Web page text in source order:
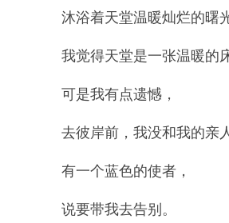
沐浴着天堂温暖灿烂的曙
我觉得天堂是一张温暖的床
可是我有点遗憾，
去彼岸前，我没和我的亲人
有一个蓝色的使者，
说要带我去告别。